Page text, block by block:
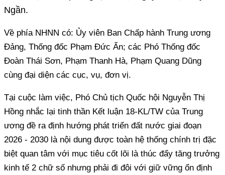
Ngần.
Về phía NHNN có: Ủy viên Ban Chấp hành Trung ương
Đảng, Thống đốc Phạm Đức Ấn; các Phó Thống đốc
Đoàn Thái Sơn, Phạm Thanh Hà, Phạm Quang Dũng
cùng đại diện các cục, vụ, đơn vị.
Tại cuộc làm việc, Phó Chủ tịch Quốc hội Nguyễn Thị
Hồng nhắc lại tinh thần Kết luận 18-KL/TW của Trung
ương đề ra định hướng phát triển đất nước giai đoạn
2026 - 2030 là nội dung được toàn hệ thống chính trị đặc
biệt quan tâm với mục tiêu cốt lõi là thúc đẩy tăng trưởng
kinh tế 2 chữ số nhưng phải đi đôi với giữ vững ổn định